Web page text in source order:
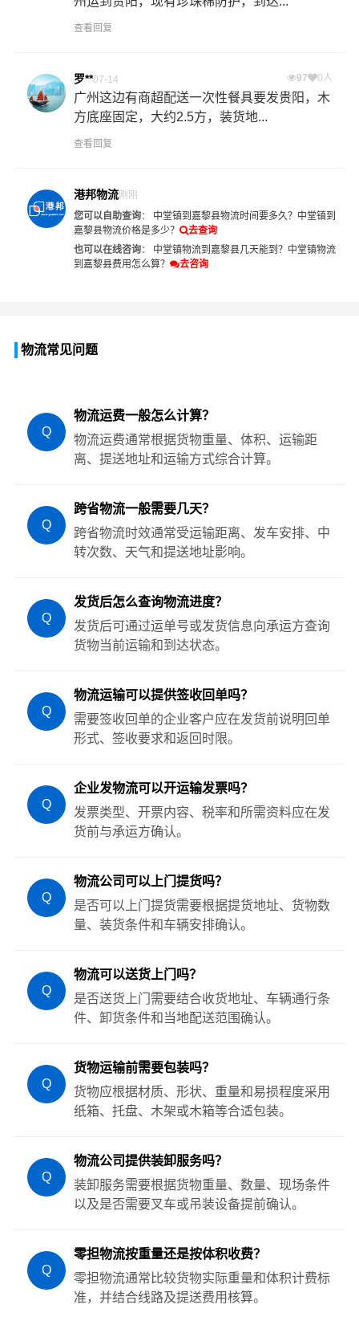
查看回复
罗**07-14 97 0人
广州这边有商超配送一次性餐具要发贵阳，木
方底座固定，大约2.5方，装货地...
查看回复
港邦物流刚刚
您可以自助查询： 中堂镇到嘉黎县物流时间要多久？ 中堂镇到
嘉黎县物流价格是多少？
去查询
也可以在线咨询： 中堂镇物流到嘉黎县几天能到？ 中堂镇物流
到嘉黎县费用怎么算？
去咨询
物流常见问题
Q
物流运费一般怎么计算？
物流运费通常根据货物重量、体积、运输距
离、提送地址和运输方式综合计算。
Q
跨省物流一般需要几天？
跨省物流时效通常受运输距离、发车安排、中
转次数、天气和提送地址影响。
Q
发货后怎么查询物流进度？
发货后可通过运单号或发货信息向承运方查询
货物当前运输和到达状态。
Q
物流运输可以提供签收回单吗？
需要签收回单的企业客户应在发货前说明回单
形式、签收要求和返回时限。
Q
企业发物流可以开运输发票吗？
发票类型、开票内容、税率和所需资料应在发
货前与承运方确认。
Q
物流公司可以上门提货吗？
是否可以上门提货需要根据提货地址、货物数
量、装货条件和车辆安排确认。
Q
物流可以送货上门吗？
是否送货上门需要结合收货地址、车辆通行条
件、卸货条件和当地配送范围确认。
Q
货物运输前需要包装吗？
货物应根据材质、形状、重量和易损程度采用
纸箱、托盘、木架或木箱等合适包装。
Q
物流公司提供装卸服务吗？
装卸服务需要根据货物重量、数量、现场条件
以及是否需要叉车或吊装设备提前确认。
Q
零担物流按重量还是按体积收费？
零担物流通常比较货物实际重量和体积计费标
准，并结合线路及提送费用核算。